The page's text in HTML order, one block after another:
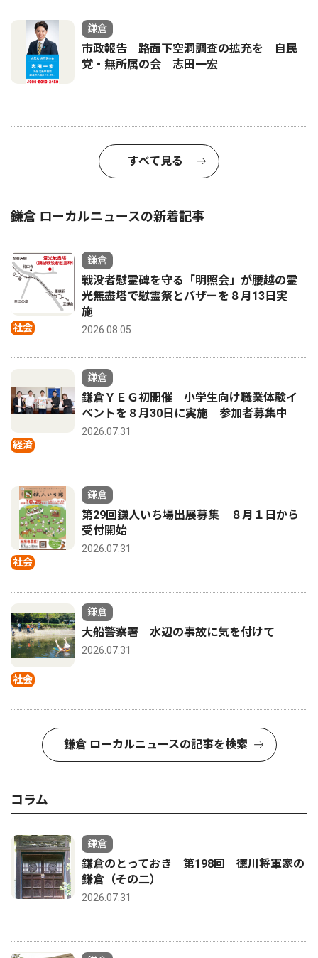
鎌倉
市政報告 路面下空洞調査の拡充を 自民
党・無所属の会 志田一宏
すべて見る
鎌倉 ローカルニュースの新着記事
社会
鎌倉
戦没者慰霊碑を守る「明照会」が腰越の霊
光無盡塔で慰霊祭とバザーを８月13日実
施
2026.08.05
経済
鎌倉
鎌倉ＹＥＧ初開催 小学生向け職業体験イ
ベントを８月30日に実施 参加者募集中
2026.07.31
社会
鎌倉
第29回鎌人いち場出展募集 ８月１日から
受付開始
2026.07.31
社会
鎌倉
大船警察署 水辺の事故に気を付けて
2026.07.31
鎌倉 ローカルニュースの記事を検索
コラム
鎌倉
鎌倉のとっておき 第198回 徳川将軍家の
鎌倉（その二）
2026.07.31